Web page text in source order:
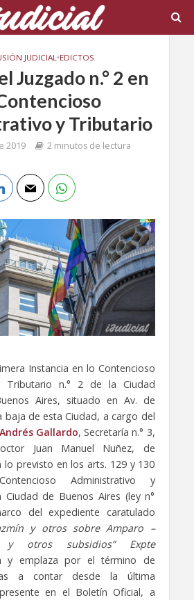
JUDICIAL•EDICTOS
Juzgado n.° 2 en
y Tributario
2019 2 minutos de lectura
Instancia en lo Contencioso
Tributario n.° 2 de la Ciudad
Aires, situado en Av. de
baja de esta Ciudad, a cargo del
Gallardo, Secretaría n.° 3,
Juan Manuel Nuñez, de
previsto en los arts. 129 y 130
Administrativo y
de Buenos Aires (ley n°
del expediente caratulado
y otros sobre Amparo –
y otros subsidios” Expte
y emplaza por el término de
a contar desde la última
en el Boletín Oficial, a